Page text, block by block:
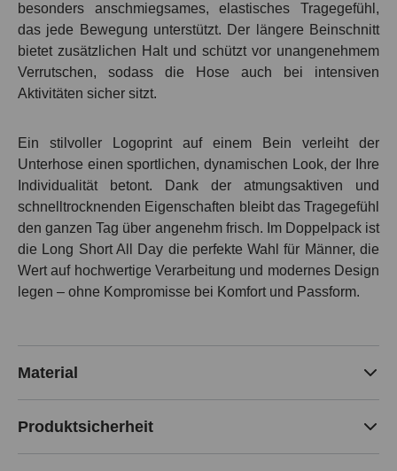
besonders anschmiegsames, elastisches Tragegefühl,
das jede Bewegung unterstützt. Der längere Beinschnitt
bietet zusätzlichen Halt und schützt vor unangenehmem
Verrutschen, sodass die Hose auch bei intensiven
Aktivitäten sicher sitzt.
Ein stilvoller Logoprint auf einem Bein verleiht der
Unterhose einen sportlichen, dynamischen Look, der Ihre
Individualität betont. Dank der atmungsaktiven und
schnelltrocknenden Eigenschaften bleibt das Tragegefühl
den ganzen Tag über angenehm frisch. Im Doppelpack ist
die Long Short All Day die perfekte Wahl für Männer, die
Wert auf hochwertige Verarbeitung und modernes Design
legen – ohne Kompromisse bei Komfort und Passform.
Material
Produktsicherheit